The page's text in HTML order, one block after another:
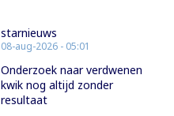
starnieuws
08-aug-2026 - 05:01
Onderzoek naar verdwenen
kwik nog altijd zonder
resultaat